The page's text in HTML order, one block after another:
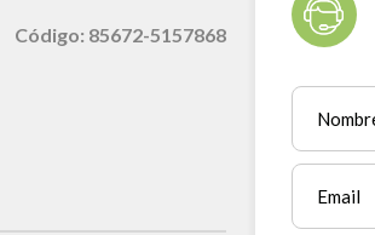
Código: 85672-5157868